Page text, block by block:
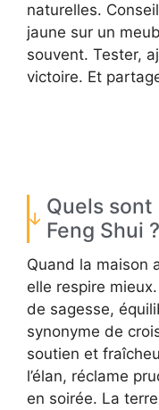
naturelles.
jaune sur un
souvent. Tester,
victoire. Et
Quels
Feng Shui ?
Quand la maison
elle respire
de sagesse,
synonyme de
soutien et
l’élan, réclame
en soirée. La